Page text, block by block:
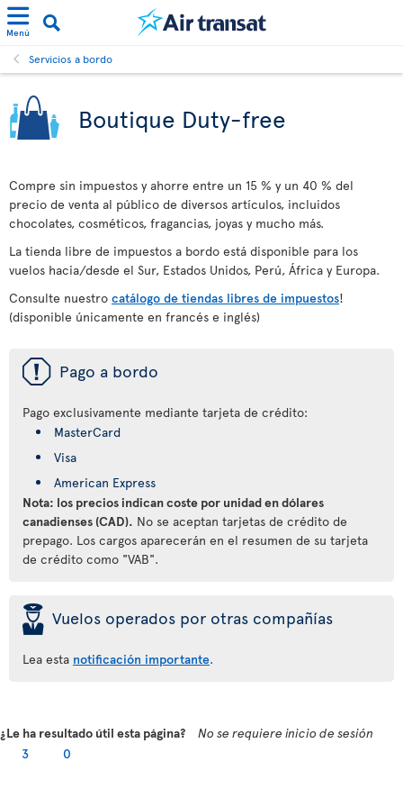
Menú
Servicios a bordo
Boutique Duty-free
Compre sin impuestos y ahorre entre un 15 % y un 40 % del
precio de venta al público de diversos artículos, incluidos
chocolates, cosméticos, fragancias, joyas y mucho más.
La tienda libre de impuestos a bordo está disponible para los
vuelos hacia/desde el Sur, Estados Unidos, Perú, África y Europa.
Consulte nuestro catálogo de tiendas libres de impuestos!
(disponible únicamente en francés e inglés)
ü Pago a bordo
Pago exclusivamente mediante tarjeta de crédito:
MasterCard
Visa
American Express
Nota: los precios indican coste por unidad en dólares
canadienses (CAD). No se aceptan tarjetas de crédito de
prepago. Los cargos aparecerán en el resumen de su tarjeta
de crédito como "VAB".
þ Vuelos operados por otras compañías
Lea esta notificación importante.
¿Le ha resultado útil esta página?
No se requiere inicio de sesión
3
0